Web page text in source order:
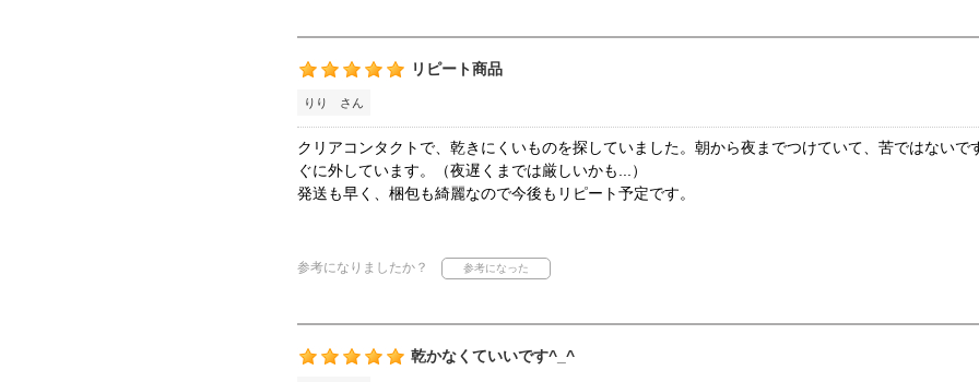
リピート商品
りり さん
クリアコンタクトで、乾きにくいものを探していました。朝から夜までつけていて、苦ではないで
ぐに外しています。（夜遅くまでは厳しいかも...）
発送も早く、梱包も綺麗なので今後もリピート予定です。
参考になりましたか？
乾かなくていいです^_^